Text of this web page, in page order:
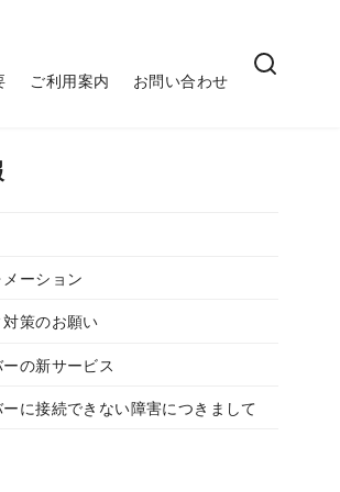
ご利用案内 お問い合わせ
ーション
策のお願い
の新サービス
ーに接続できない障害につきまして